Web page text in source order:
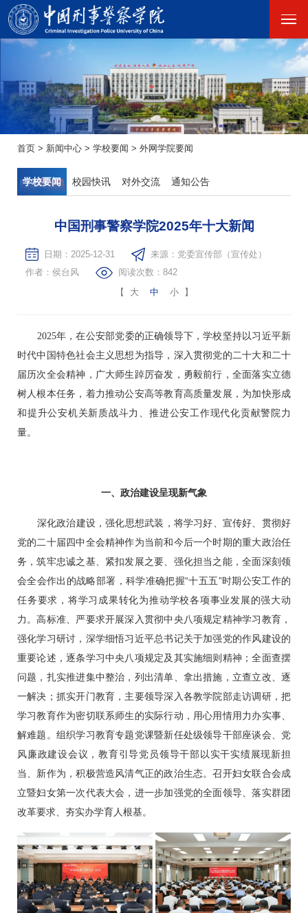
首页 > 新闻中心 > 学校要闻 > 外网学院要闻
学校要闻 校园快讯 对外交流 通知公告
中国刑事警察学院2025年十大新闻
日期：2025-12-31
来源：党委宣传部（宣传处）
作者：侯台风
阅读次数： 842
【
大 中 小 】
2025年，在公安部党委的正确领导下，学校坚持以习近平新
时代中国特色社会主义思想为指导，深入贯彻党的二十大和二十
届历次全会精神，广大师生踔厉奋发，勇毅前行，全面落实立德
树人根本任务，着力推动公安高等教育高质量发展，为加快形成
和提升公安机关新质战斗力、推进公安工作现代化贡献警院力
量。
一、政治建设呈现新气象
深化政治建设，强化思想武装，将学习好、宣传好、贯彻好
党的二十届四中全会精神作为当前和今后一个时期的重大政治任
务，筑牢忠诚之基、紧扣发展之要、强化担当之能，全面深刻领
会全会作出的战略部署，科学准确把握“十五五”时期公安工作的
任务要求，将学习成果转化为推动学校各项事业发展的强大动
力。高标准、严要求开展深入贯彻中央八项规定精神学习教育，
强化学习研讨，深学细悟习近平总书记关于加强党的作风建设的
重要论述，逐条学习中央八项规定及其实施细则精神；全面查摆
问题，扎实推进集中整治，列出清单、拿出措施，立查立改、逐
一解决；抓实开门教育，主要领导深入各教学院部走访调研，把
学习教育作为密切联系师生的实际行动，用心用情用力办实事、
解难题。组织学习教育专题党课暨新任处级领导干部座谈会、党
风廉政建设会议，教育引导党员领导干部以实干实绩展现新担
当、新作为，积极营造风清气正的政治生态。召开妇女联合会成
立暨妇女第一次代表大会，进一步加强党的全面领导、落实群团
改革要求、夯实办学育人根基。